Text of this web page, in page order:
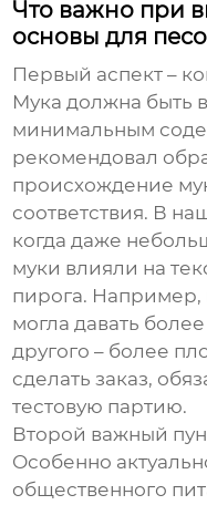
Что важно при
основы для
Первый аспект –
Мука должна быть
минимальным
рекомендовал
происхождение
соответствия. В
когда даже
муки влияли на
пирога. Например,
могла давать
другого – более
сделать заказ,
тестовую партию.
Второй важный
Особенно
общественного